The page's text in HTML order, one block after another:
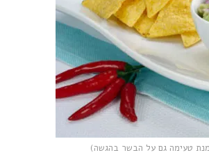
טעימה גם על הבשר בהגשה)